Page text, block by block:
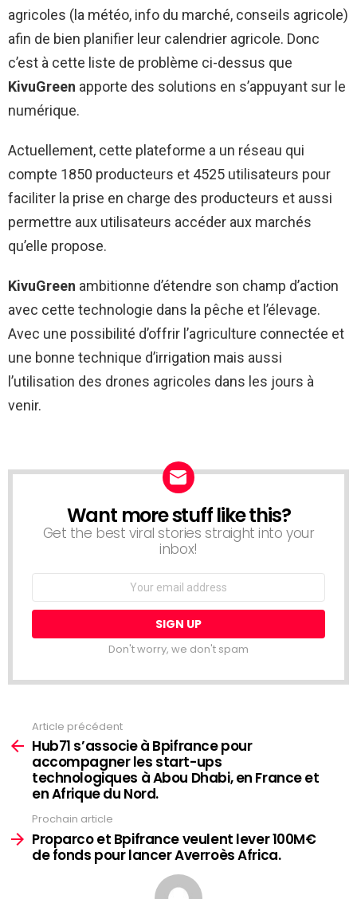
agricoles (la météo, info du marché, conseils agricole)
afin de bien planifier leur calendrier agricole. Donc
c’est à cette liste de problème ci-dessus que
KivuGreen apporte des solutions en s’appuyant sur le
numérique.
Actuellement, cette plateforme a un réseau qui
compte 1850 producteurs et 4525 utilisateurs pour
faciliter la prise en charge des producteurs et aussi
permettre aux utilisateurs accéder aux marchés
qu’elle propose.
KivuGreen ambitionne d’étendre son champ d’action
avec cette technologie dans la pêche et l’élevage.
Avec une possibilité d’offrir l’agriculture connectée et
une bonne technique d’irrigation mais aussi
l’utilisation des drones agricoles dans les jours à
venir.
NEWSLETTER
Want more stuff like this?
Get the best viral stories straight into your
inbox!
Email
Don't worry, we don't spam
plus
Article précédent
Hub71 s’associe à Bpifrance pour
accompagner les start-ups
technologiques à Abou Dhabi, en France et
en Afrique du Nord.
Prochain article
Proparco et Bpifrance veulent lever 100M€
de fonds pour lancer Averroès Africa.